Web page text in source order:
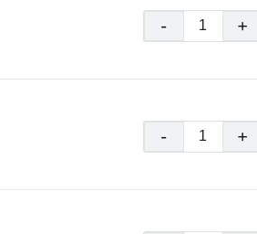
- +
- +